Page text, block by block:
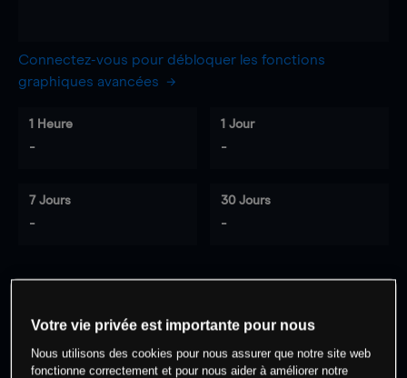
Connectez-vous pour débloquer les fonctions
graphiques avancées
1 Heure
-
1 Jour
-
7 Jours
-
30 Jours
-
cet actif
Votre vie privée est importante pour nous
Nous utilisons des cookies pour nous assurer que notre site web
fonctionne correctement et pour nous aider à améliorer notre